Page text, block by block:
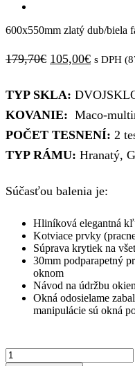
600x550mm zlatý dub/biela
179,70€ Pôvodná
bola:
179,70€.
105,00€Aktuálna
je:
105,00€.
s DPH (
TYP SKLA:
KOVANIE: Maco-
POČET TESNENÍ: 2
TYP RÁMU: Hranatý,
Súčasťou balenia je:
Hliníková elegantná
Kotviace prvky
Súprava krytiek na
30mm podparapetný
oknom
Návod na údržbu okien
Okná odosielame
manipulácie sú okná
množstvo